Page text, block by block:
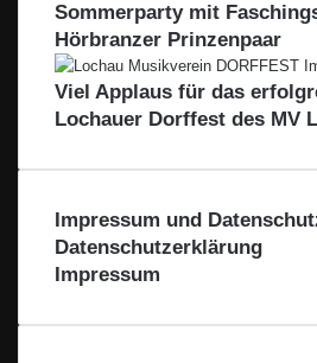
Sommerparty mit
Hörbranzer Prinzenpaar
Viel Applaus für das
Lochauer Dorffest des MV
Impressum und
Datenschutzerklärung
Impressum